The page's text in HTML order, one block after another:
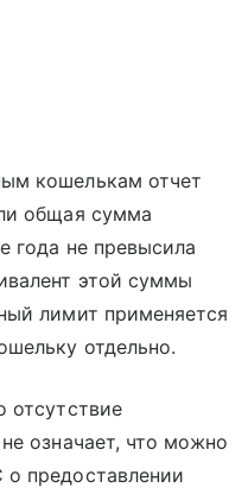
кошелькам отчет
общая сумма
года не превысила
этой суммы
лимит применяется
отдельно.
отсутствие
означает, что можно
предоставлении